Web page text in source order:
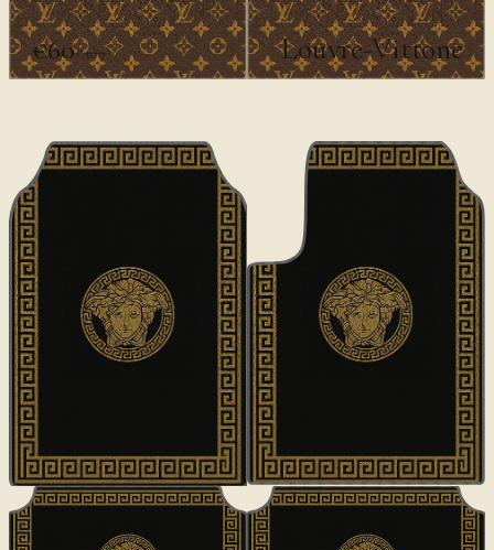
ديزاينر
Louvre-Vittone
€100
€60